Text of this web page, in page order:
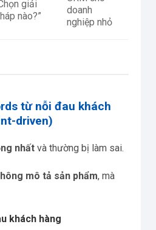
giải
nào?”
doanh
nghiệp nhỏ
từ nỗi đau khách
driven)
nhất và thường bị làm sai.
mô tả sản phẩm, mà
khách hàng